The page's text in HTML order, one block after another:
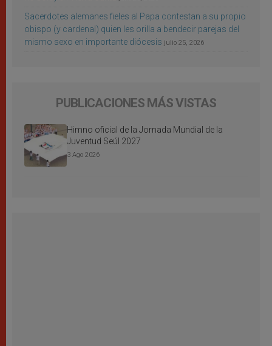
Sacerdotes alemanes fieles al Papa contestan a su propio
obispo (y cardenal) quien les orilla a bendecir parejas del
mismo sexo en importante diócesis julio 25, 2026
PUBLICACIONES MÁS VISTAS
Himno oficial de la Jornada Mundial de la
Juventud Seúl 2027
3 Ago 2026